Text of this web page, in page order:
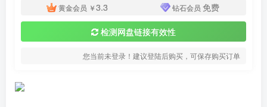
黄金会员 ￥3.3 钻石会员 免费
检测网盘链接有效性
您当前未登录！建议登陆后购买，可保存购买订单